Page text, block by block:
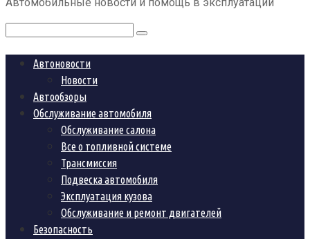
Поиск:
Автоновости
Новости
Автообзоры
Обслуживание автомобиля
Обслуживание салона
Все о топливной системе
Трансмиссия
Подвеска автомобиля
Эксплуатация кузова
Обслуживание и ремонт двигателей
Безопасность